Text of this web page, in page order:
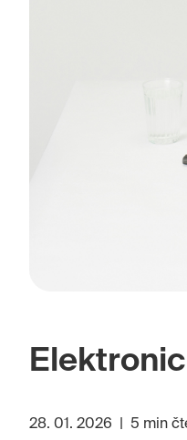
28. 01. 2026 5 min